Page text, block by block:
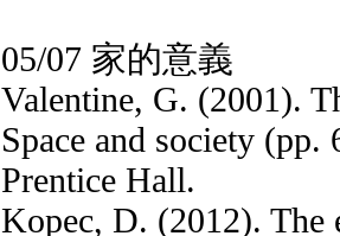
05/07 家的意義
Valentine, G. (2001).
Space and society
Prentice Hall.
Kopec, D. (2012). The